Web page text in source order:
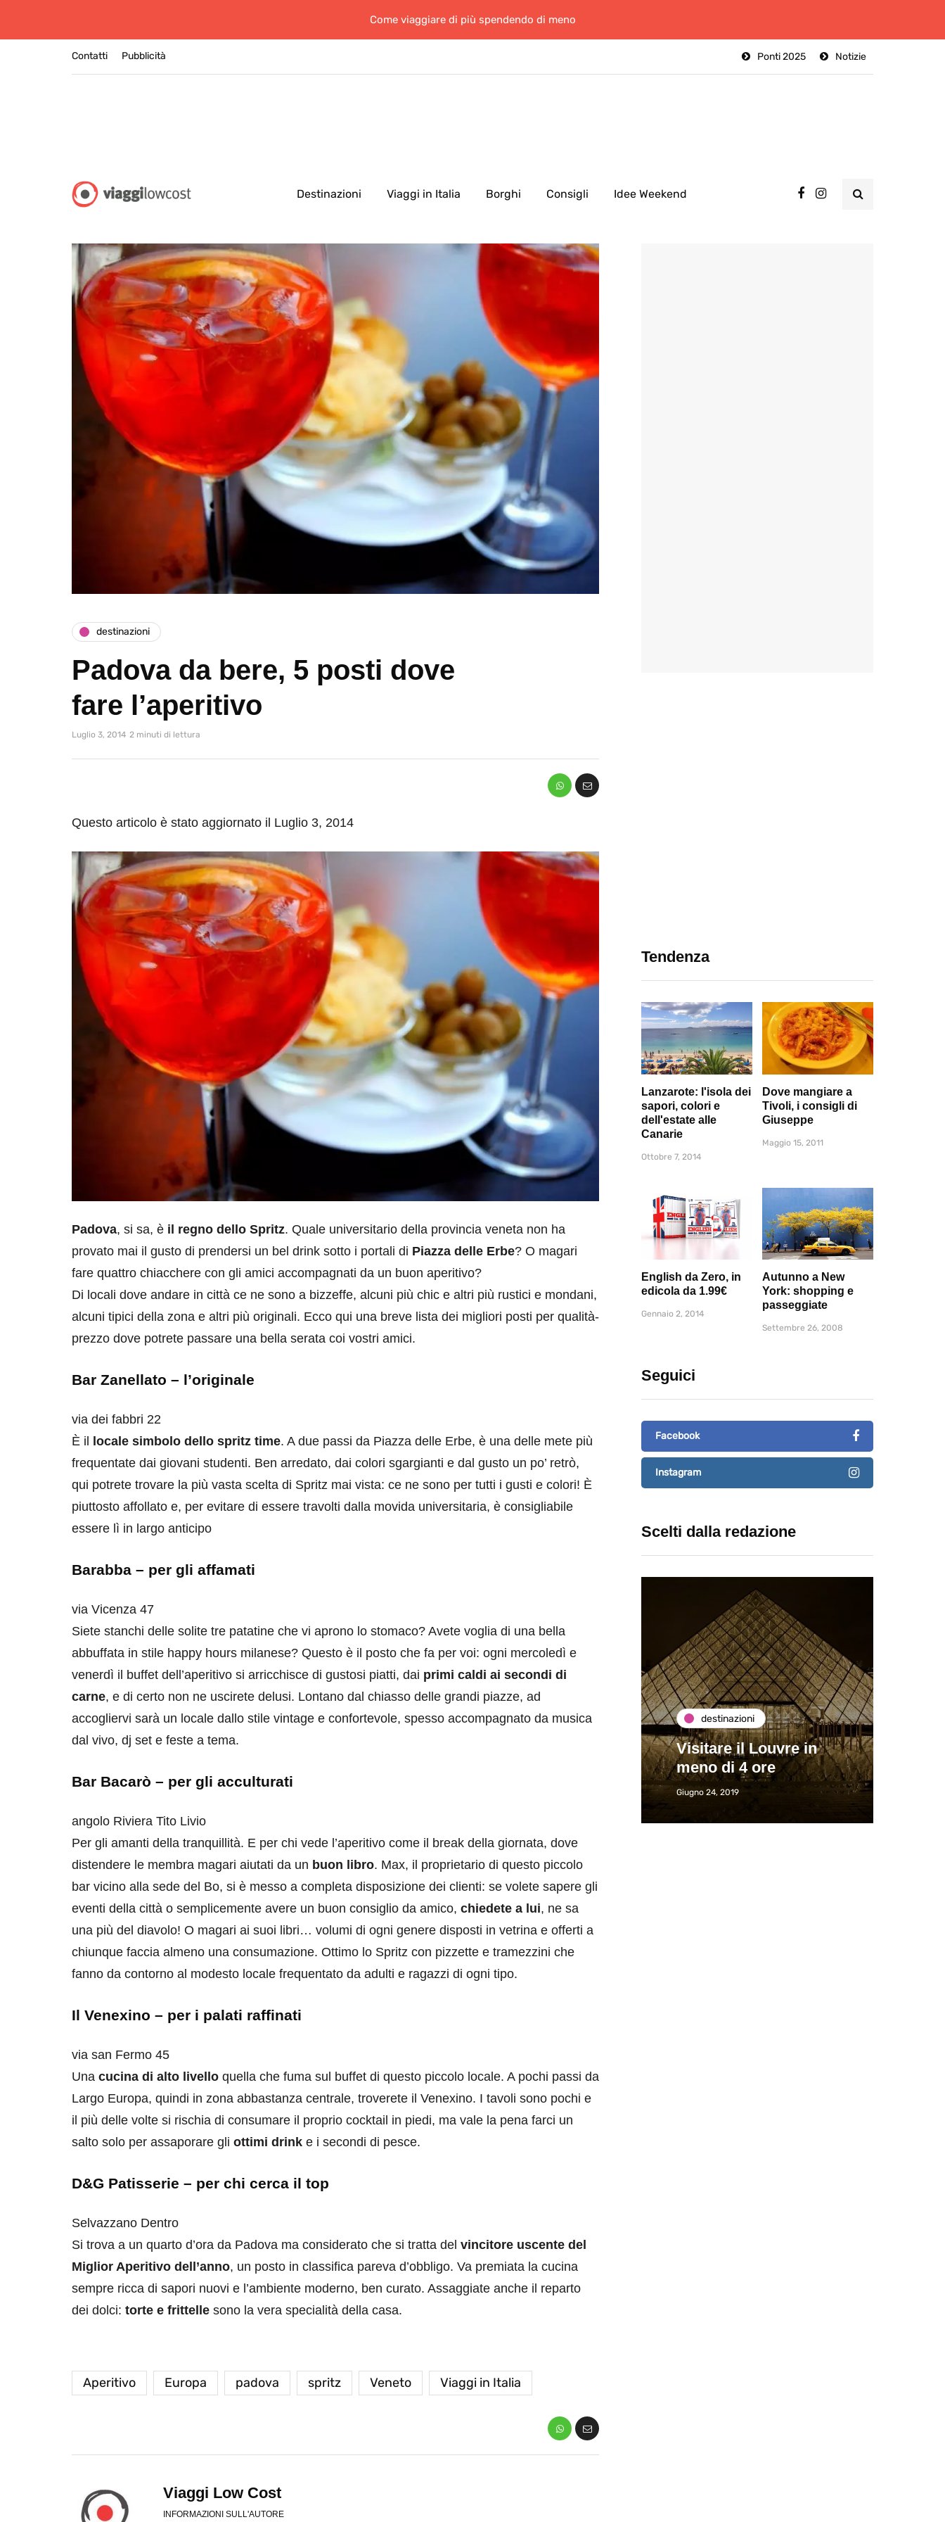
Come viaggiare di più spendendo di meno
Contatti Notizie
Ponti 2025
Pubblicità
Destinazioni Viaggi in Italia Borghi Consigli Idee Weekend
destinazioni
Padova da bere, 5 posti dove
fare l’aperitivo
Luglio 3, 2014 2 minuti di lettura
Questo articolo è stato aggiornato il Luglio 3, 2014
Padova, si sa, è il regno dello Spritz. Quale universitario della provincia veneta non ha
provato mai il gusto di prendersi un bel drink sotto i portali di Piazza delle Erbe? O magari
fare quattro chiacchere con gli amici accompagnati da un buon aperitivo?
Di locali dove andare in città ce ne sono a bizzeffe, alcuni più chic e altri più rustici e mondani,
alcuni tipici della zona e altri più originali. Ecco qui una breve lista dei migliori posti per qualità-
prezzo dove potrete passare una bella serata coi vostri amici.
Bar Zanellato – l’originale
via dei fabbri 22
È il
locale simbolo dello spritz time. A due passi da Piazza delle Erbe, è una delle mete più
frequentate dai giovani studenti. Ben arredato, dai colori sgargianti e dal gusto un po’ retrò,
qui potrete trovare la più vasta scelta di Spritz mai vista: ce ne sono per tutti i gusti e colori! È
piuttosto affollato e, per evitare di essere travolti dalla movida universitaria, è consigliabile
essere lì in largo anticipo
Barabba – per gli affamati
via Vicenza 47
Siete stanchi delle solite tre patatine che vi aprono lo stomaco? Avete voglia di una bella
abbuffata in stile happy hours milanese? Questo è il posto che fa per voi: ogni mercoledì e
venerdì il buffet dell’aperitivo si arricchisce di gustosi piatti, dai primi caldi ai secondi di
carne, e di certo non ne uscirete delusi. Lontano dal chiasso delle grandi piazze, ad
accogliervi sarà un locale dallo stile vintage e confortevole, spesso accompagnato da musica
dal vivo, dj set e feste a tema.
Bar Bacarò – per gli acculturati
angolo Riviera Tito Livio
Per gli amanti della tranquillità. E per chi vede l’aperitivo come il break della giornata, dove
distendere le membra magari aiutati da un buon libro. Max, il proprietario di questo piccolo
bar vicino alla sede del Bo, si è messo a completa disposizione dei clienti: se volete sapere gli
eventi della città o semplicemente avere un buon consiglio da amico, chiedete a lui, ne sa
una più del diavolo! O magari ai suoi libri… volumi di ogni genere disposti in vetrina e offerti a
chiunque faccia almeno una consumazione. Ottimo lo Spritz con pizzette e tramezzini che
fanno da contorno al modesto locale frequentato da adulti e ragazzi di ogni tipo.
Il Venexino – per i palati raffinati
via san Fermo 45
Una cucina di alto livello quella che fuma sul buffet di questo piccolo locale. A pochi passi da
Largo Europa, quindi in zona abbastanza centrale, troverete il Venexino. I tavoli sono pochi e
il più delle volte si rischia di consumare il proprio cocktail in piedi, ma vale la pena farci un
salto solo per assaporare gli ottimi drink e i secondi di pesce.
D&G Patisserie – per chi cerca il top
Selvazzano Dentro
Si trova a un quarto d’ora da Padova ma considerato che si tratta del vincitore uscente del
Miglior Aperitivo dell’anno, un posto in classifica pareva d’obbligo. Va premiata la cucina
sempre ricca di sapori nuovi e l’ambiente moderno, ben curato. Assaggiate anche il reparto
dei dolci: torte e frittelle sono la vera specialità della casa.
Aperitivo Europa padova spritz Veneto Viaggi in Italia
Tendenza
Lanzarote: l'isola dei
sapori, colori e
dell'estate alle
Canarie
Ottobre 7, 2014
Dove mangiare a
Tivoli, i consigli di
Giuseppe
Maggio 15, 2011
English da Zero, in
edicola da 1.99€
Gennaio 2, 2014
Autunno a New
York: shopping e
passeggiate
Settembre 26, 2008
Seguici
Facebook
Instagram
Scelti dalla redazione
il Louvre in
destinazioni
Paros e la Grecia di
eventi destinazioni
Visitare il Louvre in
meno di 4 ore
Giugno 24, 2019
Viaggi Low Cost
INFORMAZIONI SULL'AUTORE